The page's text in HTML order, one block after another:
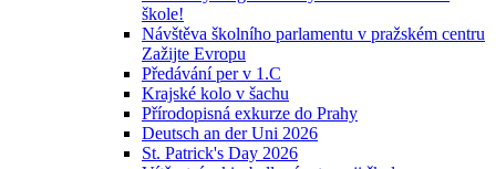
škole!
Návštěva školního parlamentu v pražském centru
Zažijte Evropu
Předávání per v 1.C
Krajské kolo v šachu
Přírodopisná exkurze do Prahy
Deutsch an der Uni 2026
St. Patrick's Day 2026